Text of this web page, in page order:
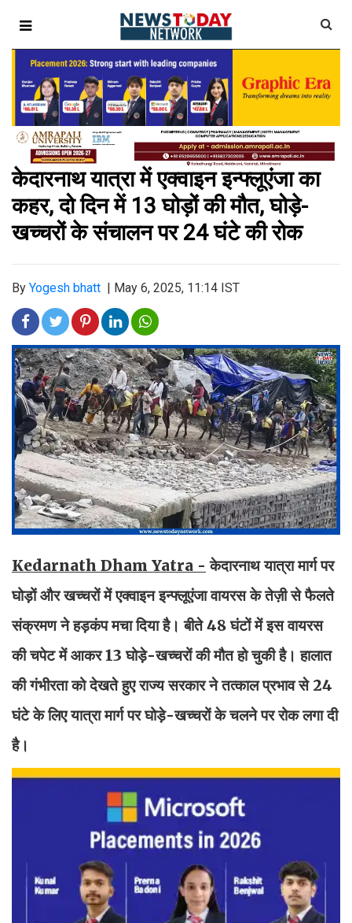
केदारनाथ यात्रा में एक्वाइन इन्फ्लूएंजा का
कहर, दो दिन में 13 घोड़ों की मौत, घोड़े-
खच्चरों के संचालन पर 24 घंटे की रोक
By Yogesh bhatt May 6, 2025, 11:14 IST
Kedarnath Dham Yatra - केदारनाथ यात्रा मार्ग पर
घोड़ों और खच्चरों में एक्वाइन इन्फ्लूएंजा वायरस के तेज़ी से फैलते
संक्रमण ने हड़कंप मचा दिया है। बीते 48 घंटों में इस वायरस
की चपेट में आकर 13 घोड़े-खच्चरों की मौत हो चुकी है। हालात
की गंभीरता को देखते हुए राज्य सरकार ने तत्काल प्रभाव से 24
घंटे के लिए यात्रा मार्ग पर घोड़े-खच्चरों के चलने पर रोक लगा दी
है।